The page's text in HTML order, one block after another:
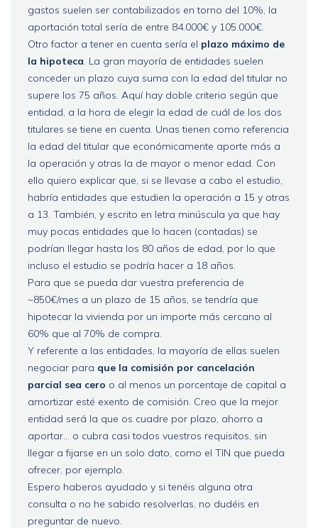
gastos suelen ser contabilizados en torno del 10%, la
aportación total sería de entre 84.000€ y 105.000€.
Otro factor a tener en cuenta sería el plazo máximo de
la hipoteca. La gran mayoría de entidades suelen
conceder un plazo cuya suma con la edad del titular no
supere los 75 años. Aquí hay doble criterio según que
entidad, a la hora de elegir la edad de cuál de los dos
titulares se tiene en cuenta. Unas tienen como referencia
la edad del titular que económicamente aporte más a
la operación y otras la de mayor o menor edad. Con
ello quiero explicar que, si se llevase a cabo el estudio,
habría entidades que estudien la operación a 15 y otras
a 13. También, y escrito en letra minúscula ya que hay
muy pocas entidades que lo hacen (contadas) se
podrían llegar hasta los 80 años de edad, por lo que
incluso el estudio se podría hacer a 18 años.
Para que se pueda dar vuestra preferencia de
~850€/mes a un plazo de 15 años, se tendría que
hipotecar la vivienda por un importe más cercano al
60% que al 70% de compra.
Y referente a las entidades, la mayoría de ellas suelen
negociar para que la comisión por cancelación
parcial sea cero o al menos un porcentaje de capital a
amortizar esté exento de comisión. Creo que la mejor
entidad será la que os cuadre por plazo, ahorro a
aportar... o cubra casi todos vuestros requisitos, sin
llegar a fijarse en un solo dato, como el TIN que pueda
ofrecer, por ejemplo.
Espero haberos ayudado y si tenéis alguna otra
consulta o no he sabido resolverlas, no dudéis en
preguntar de nuevo.